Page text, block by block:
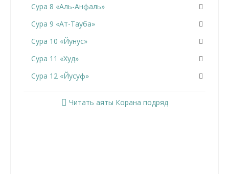
Сура 8 «Аль-Анфаль»
Сура 9 «Ат-Тауба»
Сура 10 «Йунус»
Сура 11 «Худ»
Сура 12 «Йусуф»
Читать аяты Корана подряд